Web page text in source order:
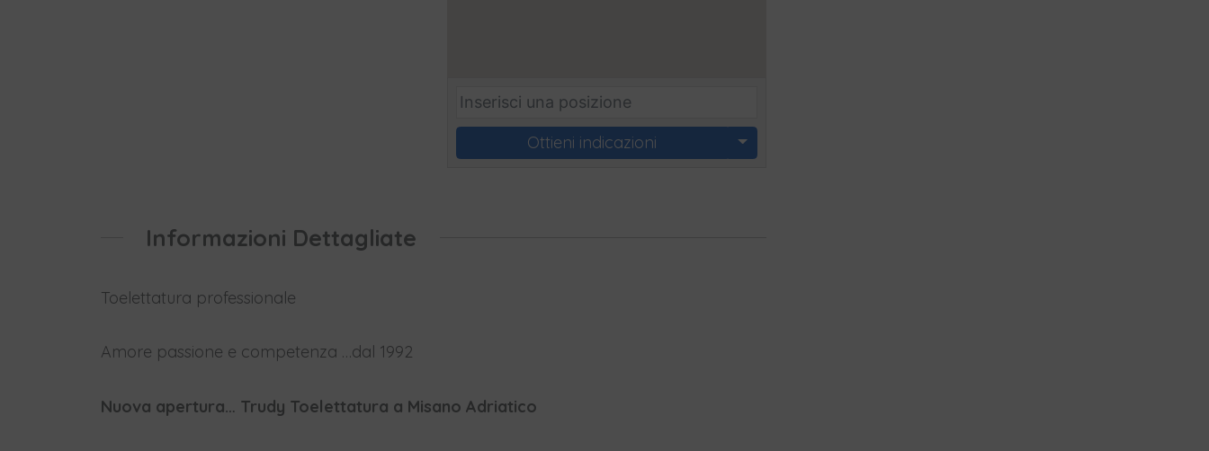
Ottieni indicazioni
Informazioni Dettagliate
Toelettatura professionale
Amore passione e competenza …dal 1992
Nuova apertura… Trudy Toelettatura a Misano Adriatico